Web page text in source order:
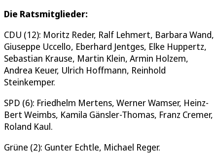
Die Ratsmitglieder:
CDU (12): Moritz Reder, Ralf Lehmert, Barbara Wand,
Giuseppe Uccello, Eberhard Jentges, Elke Huppertz,
Sebastian Krause, Martin Klein, Armin Holzem,
Andrea Keuer, Ulrich Hoffmann, Reinhold
Steinkemper.
SPD (6): Friedhelm Mertens, Werner Wamser, Heinz-
Bert Weimbs, Kamila Gänsler-Thomas, Franz Cremer,
Roland Kaul.
Grüne (2): Gunter Echtle, Michael Reger.